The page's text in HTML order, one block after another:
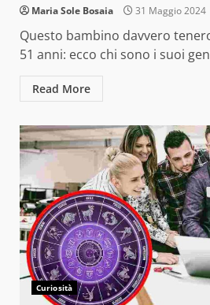
Maria Sole Bosaia 31 Maggio 2024
Questo bambino davvero
51 anni: ecco chi sono i suoi
Read More
Curiosità